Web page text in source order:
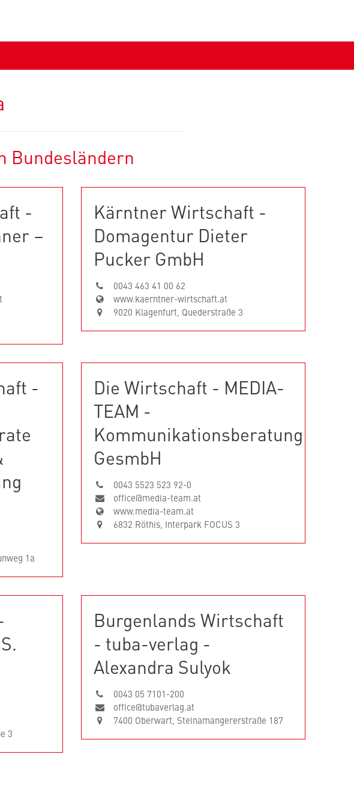
Bundesländern
-
–
Kärntner Wirtschaft -
Domagentur Dieter
Pucker GmbH
0043 463 41 00 62
www.kaerntner-wirtschaft.at
9020 Klagenfurt, Quederstraße 3
-
1a
Die Wirtschaft - MEDIA-
TEAM -
Kommunikationsberatung
GesmbH
0043 5523 523 92-0
office@media-team.at
www.media-team.at
6832 Röthis, Interpark FOCUS 3
3
Burgenlands Wirtschaft
- tuba-verlag -
Alexandra Sulyok
0043 05 7101-200
office@tubaverlag.at
7400 Oberwart, Steinamangererstraße 187